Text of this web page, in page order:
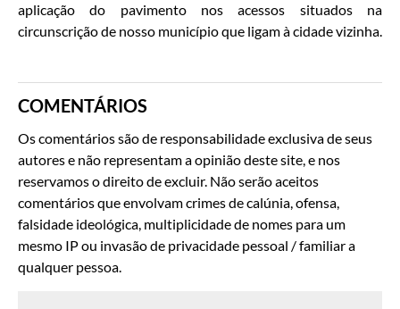
aplicação do pavimento nos acessos situados na
circunscrição de nosso município que ligam à cidade vizinha.
COMENTÁRIOS
Os comentários são de responsabilidade exclusiva de seus
autores e não representam a opinião deste site, e nos
reservamos o direito de excluir. Não serão aceitos
comentários que envolvam crimes de calúnia, ofensa,
falsidade ideológica, multiplicidade de nomes para um
mesmo IP ou invasão de privacidade pessoal / familiar a
qualquer pessoa.